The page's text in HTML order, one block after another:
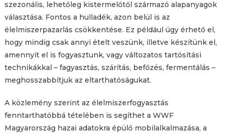
szezonális, lehetőleg kistermelőtől származó alapanyagok
választása. Fontos a hulladék, azon belül is az
élelmiszerpazarlás csökkentése. Ez például úgy érhető el,
hogy mindig csak annyi ételt veszünk, illetve készítünk el,
amennyit el is fogyasztunk, vagy változatos tartósítási
technikákkal – fagyasztás, szárítás, befőzés, fermentálás –
meghosszabbítjuk az eltarthatóságukat.
A közlemény szerint az élelmiszerfogyasztás
fenntarthatóbbá tételében is segíthet a WWF
Magyarország hazai adatokra épülő mobilalkalmazása, a